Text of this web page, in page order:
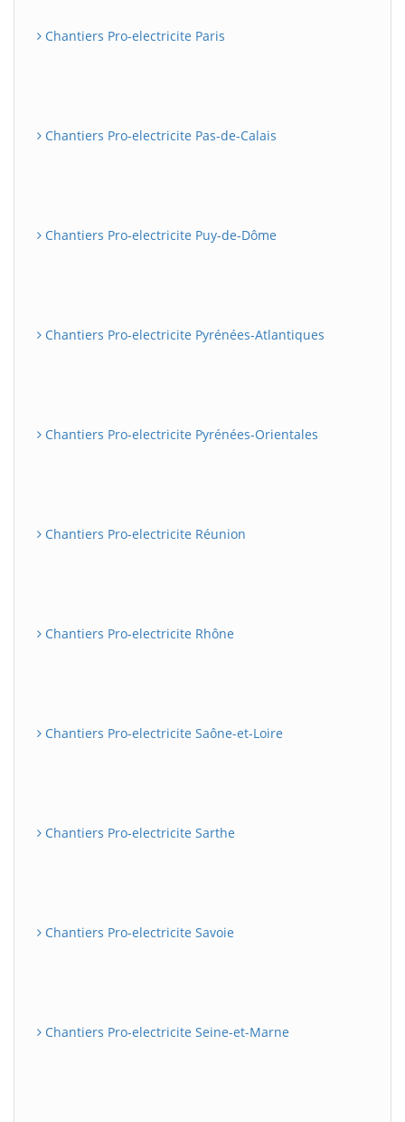
Chantiers Pro-electricite Paris
Chantiers Pro-electricite Pas-de-Calais
Chantiers Pro-electricite Puy-de-Dôme
Chantiers Pro-electricite Pyrénées-Atlantiques
Chantiers Pro-electricite Pyrénées-Orientales
Chantiers Pro-electricite Réunion
Chantiers Pro-electricite Rhône
Chantiers Pro-electricite Saône-et-Loire
Chantiers Pro-electricite Sarthe
Chantiers Pro-electricite Savoie
Chantiers Pro-electricite Seine-et-Marne